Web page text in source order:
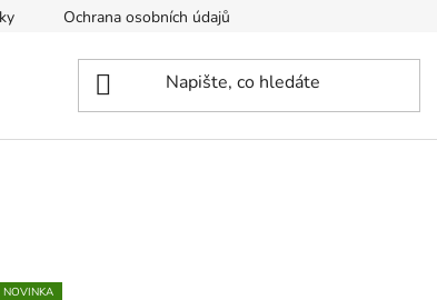
Ochrana osobních údajů
NOVINKA